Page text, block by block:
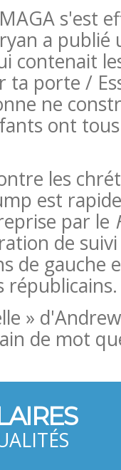
s'est
a publié
contenait
ta porte /
ne
ont
les
est
par le
de
de gauche
républicains.
»
de mot